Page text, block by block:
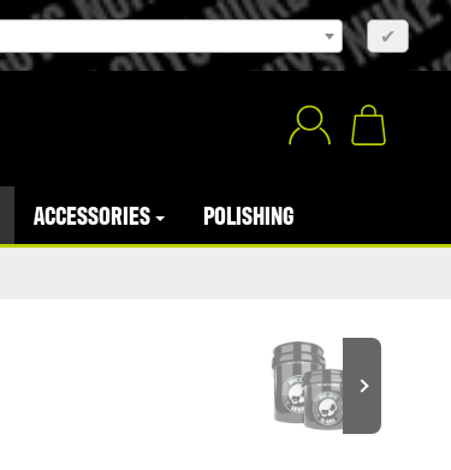
✔
ACCESSORIES POLISHING